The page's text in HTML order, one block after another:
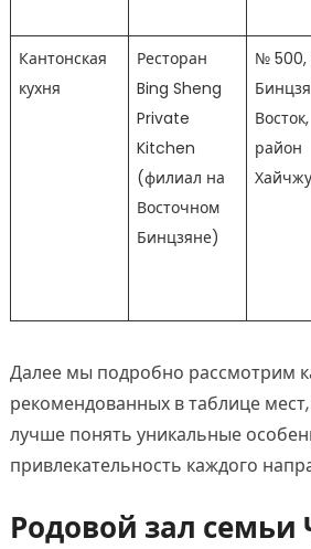
Кантонская
кухня
Ресторан
Bing Sheng
Private
Kitchen
(филиал на
Восточном
Бинцзяне)
№ 500,
Восток,
район
Хайчжу
Далее мы подробно рассмотрим
рекомендованных в таблице
лучше понять уникальные
привлекательность каждого
Родовой зал семьи